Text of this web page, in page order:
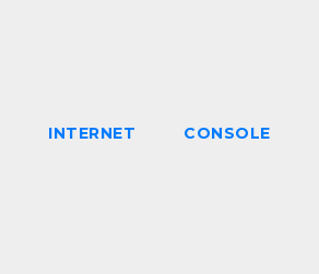
INTERNET CONSOLE